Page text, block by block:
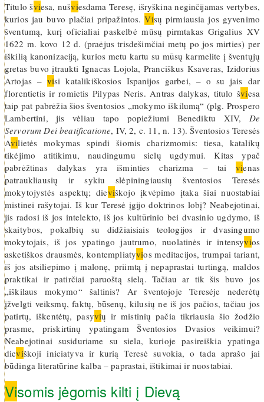
Titulo šviesa, nušviesdama Teresę, išryškina neginčijamas vertybes,
kurios jau buvo plačiai pripažintos.Visų pirmiausia jos gyvenimo
šventumą, kurį oficialiai paskelbė mūsų pirmtakas Grigalius XV
1622 m. kovo 12 d. (praėjus trisdešimčiai metų po jos mirties) per
iškilią kanonizaciją, kurios metu kartu su mūsų karmelite į šventųjų
gretas buvo įtraukti Ignacas Lojola, Pranciškus Ksaveras, Izidorius
Artojas – visi katalikiškosios Ispanijos garbei, – o su jais dar
florentietis ir romietis Pilypas Neris. Antras dalykas, titulo šviesa
taip pat pabrėžia šios šventosios „mokymo iškilumą“ (plg. Prospero
Lambertini, jis vėliau tapo popiežiumi Benediktu XIV, De
Servorum Dei beatificatione, IV, 2, c. 11, n. 13). Šventosios Teresės
Avilietės mokymas spindi šiomis charizmomis: tiesa, katalikų
tikėjimo atitikimu, naudingumu sielų ugdymui. Kitas ypač
pabrėžtinas dalykas yra išminties charizma – taivienas
patraukliausių ir sykiu slėpiningiausių šventosios Teresės
mokytojystės aspektų; dieviškojo įkvėpimo įtaka šiai nuostabiai
mistinei rašytojai. Iš kur Teresė įgijo doktrinos lobį? Neabejotinai,
jis radosi iš jos intelekto, iš jos kultūrinio bei dvasinio ugdymo, iš
skaitybos, pokalbių su didžiaisiais teologijos ir dvasingumo
mokytojais, iš jos ypatingo jautrumo, nuolatinės ir intensyvios
asketiškos drausmės, kontempliatyvios meditacijos, trumpai tariant,
iš jos atsiliepimo į malonę, priimtą į nepaprastai turtingą, maldos
praktikai ir patirčiai paruoštą sielą. Tačiau ar tik šis buvo jos
„iškilaus mokymo“ šaltinis? Ar šventojoje Teresėje nederėtų
įžvelgti veiksmų, faktų, būsenų, kilusių ne iš jos pačios, tačiau jos
patirtų, iškentėtų, pasyvių ir mistinių pačia tikriausia šio žodžio
prasme, priskirtinų ypatingam Šventosios Dvasios veikimui?
Neabejotinai susiduriame su siela, kurioje pasireiškia ypatinga
dieviškoji iniciatyva ir kurią Teresė suvokia, o tada aprašo jai
būdinga literatūrine kalba – paprastai, ištikimai ir nuostabiai.
Visomis jėgomis kilti į Dievą